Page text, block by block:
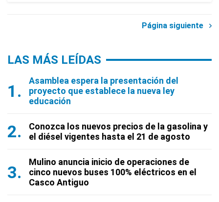
Página siguiente
LAS MÁS LEÍDAS
Asamblea espera la presentación del
proyecto que establece la nueva ley
educación
Conozca los nuevos precios de la gasolina y
el diésel vigentes hasta el 21 de agosto
Mulino anuncia inicio de operaciones de
cinco nuevos buses 100% eléctricos en el
Casco Antiguo